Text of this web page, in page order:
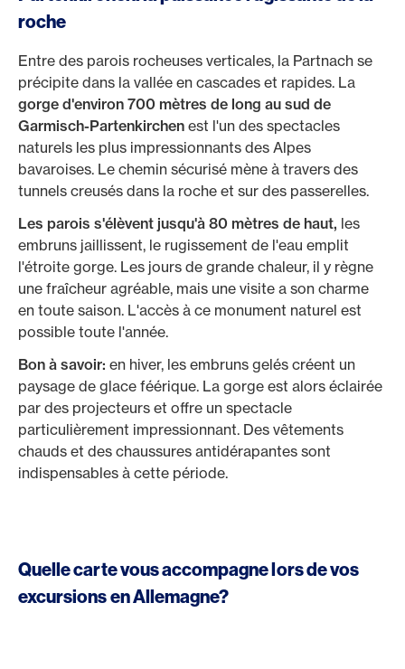
roche
Entre des parois rocheuses verticales, la Partnach se
précipite dans la vallée en cascades et rapides. La
gorge d'environ 700 mètres de long au sud de
Garmisch-Partenkirchen est l'un des spectacles
naturels les plus impressionnants des Alpes
bavaroises. Le chemin sécurisé mène à travers des
tunnels creusés dans la roche et sur des passerelles.
Les parois s'élèvent jusqu'à 80 mètres de haut, les
embruns jaillissent, le rugissement de l'eau emplit
l'étroite gorge. Les jours de grande chaleur, il y règne
une fraîcheur agréable, mais une visite a son charme
en toute saison. L'accès à ce monument naturel est
possible toute l'année.
Bon à savoir: en hiver, les embruns gelés créent un
paysage de glace féérique. La gorge est alors éclairée
par des projecteurs et offre un spectacle
particulièrement impressionnant. Des vêtements
chauds et des chaussures antidérapantes sont
indispensables à cette période.
Quelle carte vous accompagne lors de vos
excursions en Allemagne?